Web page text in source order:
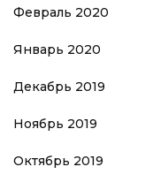
Февраль 2020
Январь 2020
Декабрь 2019
Ноябрь 2019
Октябрь 2019